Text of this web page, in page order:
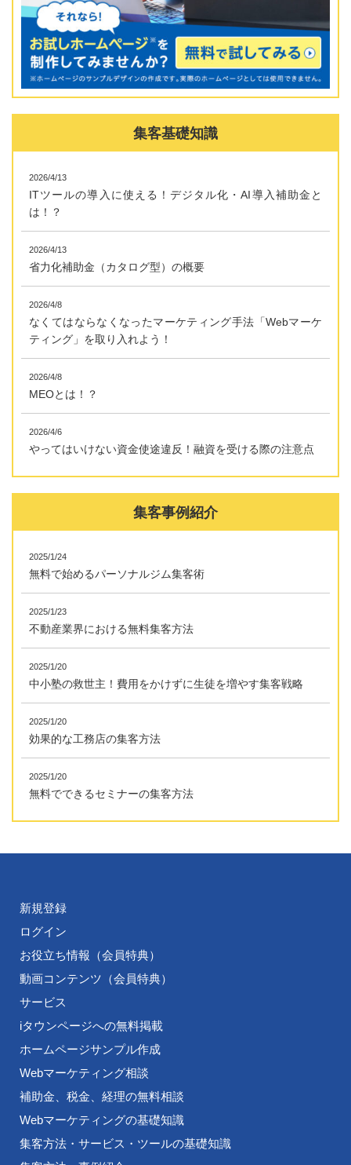
集客基礎知識
2026/4/13
ITツールの導入に使える！デジタル化・AI導入補助金と
は！？
2026/4/13
省力化補助金（カタログ型）の概要
2026/4/8
なくてはならなくなったマーケティング手法「Webマーケ
ティング」を取り入れよう！
2026/4/8
MEOとは！？
2026/4/6
やってはいけない資金使途違反！融資を受ける際の注意点
集客事例紹介
2025/1/24
無料で始めるパーソナルジム集客術
2025/1/23
不動産業界における無料集客方法
2025/1/20
中小塾の救世主！費用をかけずに生徒を増やす集客戦略
2025/1/20
効果的な工務店の集客方法
2025/1/20
無料でできるセミナーの集客方法
新規登録
ログイン
お役立ち情報（会員特典）
動画コンテンツ（会員特典）
サービス
iタウンページへの無料掲載
ホームページサンプル作成
Webマーケティング相談
補助金、税金、経理の無料相談
Webマーケティングの基礎知識
集客方法・サービス・ツールの基礎知識